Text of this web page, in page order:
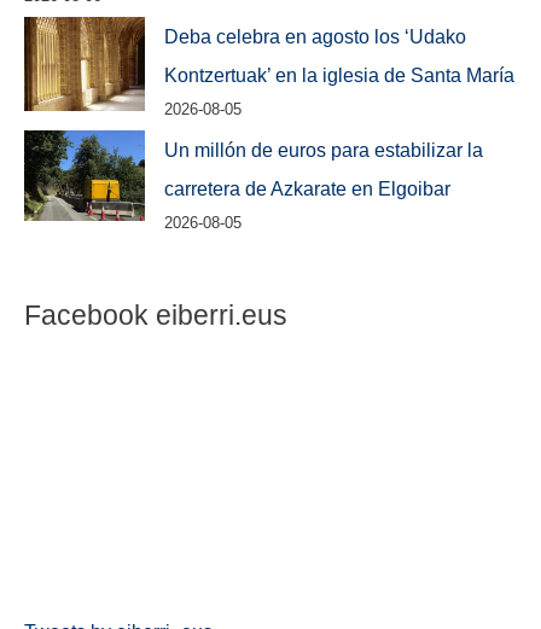
Deba celebra en agosto los ‘Udako
Kontzertuak’ en la iglesia de Santa María
2026-08-05
Un millón de euros para estabilizar la
carretera de Azkarate en Elgoibar
2026-08-05
Facebook eiberri.eus